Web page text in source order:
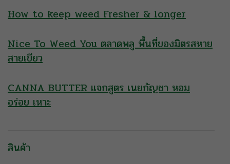
How to keep weed Fresher & longer
Nice To Weed You ตลาดพลู พื้นที่ของมิตรสหาย
สายเขียว
CANNA BUTTER แจกสูตร เนยกัญชา หอม
อร่อย เหาะ
สินค้า